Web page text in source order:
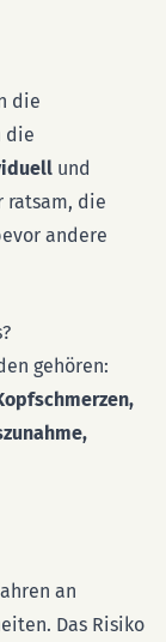
die
die
und
ratsam, die
andere
gehören:
an
Das Risiko